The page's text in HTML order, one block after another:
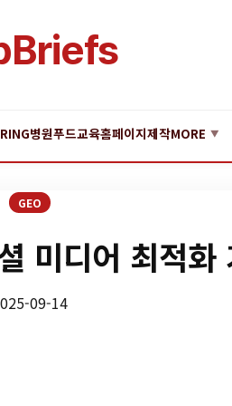
병원푸드교육홈페이지제작MORE ▼
GEO
미디어 최적화
09-14